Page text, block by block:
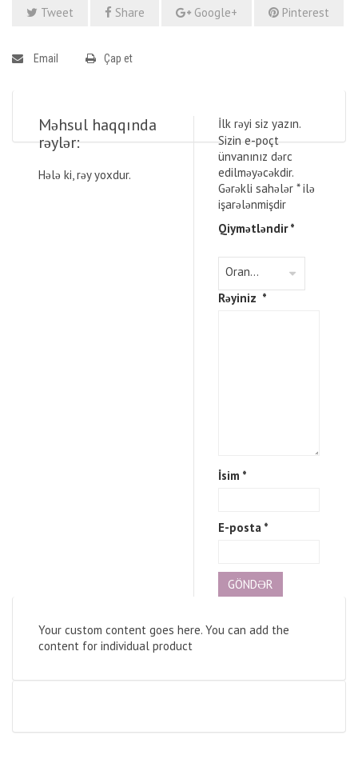
Tweet Share Google+ Pinterest
Email Çap et
Məhsul haqqında
rəylər:
Hələ ki, rəy yoxdur.
İlk rəyi siz yazın.
Sizin e-poçt
ünvanınız dərc
edilməyəcəkdir.
Gərəkli sahələr *ilə
işarələnmişdir
Qiymətləndir*
Rəyiniz *
İsim *
E-posta *
Your custom content goes here. You can add the
content for individual product